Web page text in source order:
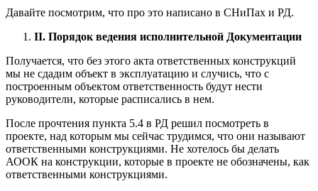
Давайте посмотрим, что про это написано в СНиПах и РД.
II. Порядок ведения исполнительной Документации
Получается, что без этого акта ответственных конструкций
мы не сдадим объект в эксплуатацию и случись, что с
построенным объектом ответственность будут нести
руководители, которые расписались в нем.
После прочтения пункта 5.4 в РД решил посмотреть в
проекте, над которым мы сейчас трудимся, что они называют
ответственными конструкциями. Не хотелось бы делать
АООК на конструкции, которые в проекте не обозначены, как
ответственными конструкциями.